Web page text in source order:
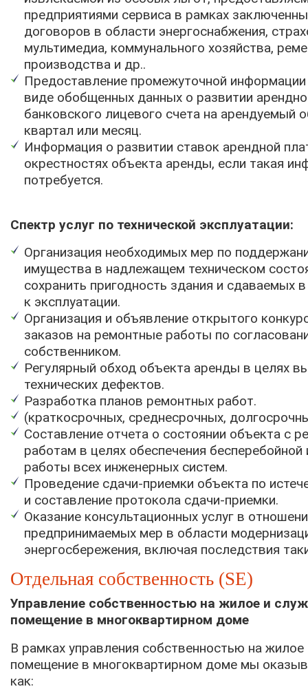
предприятиями сервиса в рамках
договоров в области энергоснабжения,
мультимедиа, коммунального хозяйства,
производства и др..
Предоставление промежуточной информации
виде обобщенных данных о развитии
банковского лицевого счета на арендуемый
квартал или месяц.
Информация о развитии ставок арендной
окрестностях объекта аренды, если такая
потребуется.
Спектр услуг по технической эксплуатации:
Организация необходимых мер по
имущества в надлежащем техническом
сохранить пригодность здания и сдаваемых
к эксплуатации.
Организация и объявление открытого
заказов на ремонтные работы по
собственником.
Регулярный обход объекта аренды в целях
технических дефектов.
Разработка планов ремонтных работ.
(краткосрочных, среднесрочных,
Составление отчета о состоянии объекта с
работам в целях обеспечения
работы всех инженерных систем.
Проведение сдачи-приемки объекта по
и составление протокола сдачи-приемки.
Оказание консультационных услуг в
предпринимаемых мер в области
энергосбережения, включая последствия
Oтдельная собственность (SE)
Управление собственностью на жилое и
помещение в многоквартирном доме
В рамках управления собственностью на
помещение в многоквартирном доме мы
как: